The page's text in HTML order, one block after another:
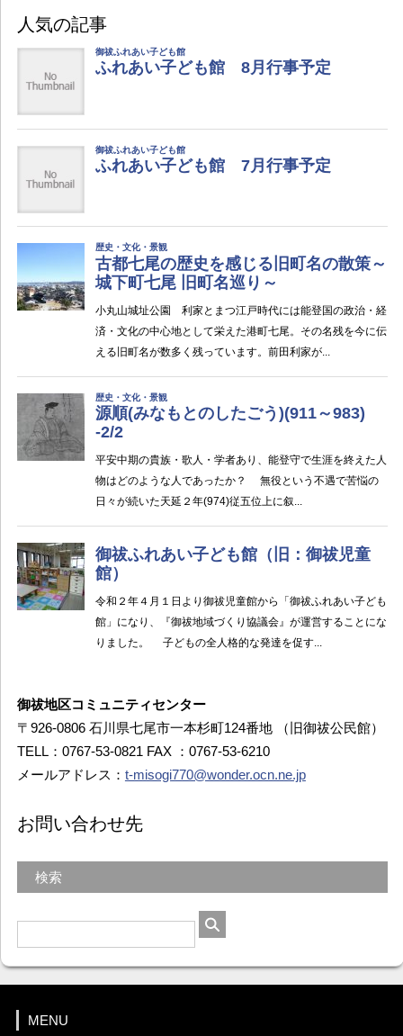
人気の記事
御祓地区コミュニティセンター
〒926-0806 石川県七尾市一本杉町124番地 （旧御祓公民館）
TELL：0767-53-0821 FAX ：0767-53-6210
メールアドレス： t-misogi770@wonder.ocn.ne.jp
お問い合わせ先
検索
MENU